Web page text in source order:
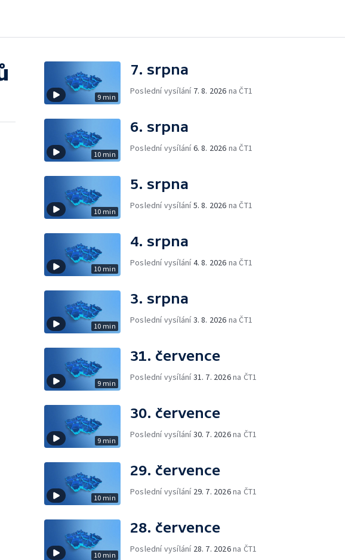
9 min
7. srpna
Poslední vysílání 7. 8. 2026 na ČT1
10 min
6. srpna
Poslední vysílání6. 8. 2026 na ČT1
10 min
5. srpna
Poslední vysílání5. 8. 2026 na ČT1
10 min
4. srpna
Poslední vysílání4. 8. 2026 na ČT1
10 min
3. srpna
Poslední vysílání3. 8. 2026 na ČT1
9 min
31. července
Poslední vysílání31. 7. 2026na ČT1
9 min
30. července
Poslední vysílání30. 7. 2026na ČT1
10 min
29. července
Poslední vysílání 29. 7. 2026na ČT1
10 min
28. července
Poslední vysílání 28. 7. 2026na ČT1